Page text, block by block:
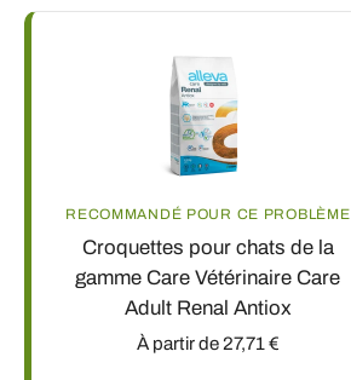
RECOMMANDÉ POUR CE PROBLÈME
Croquettes pour chats de la
gamme Care Vétérinaire Care
Adult Renal Antiox
À partir de 27,71 €